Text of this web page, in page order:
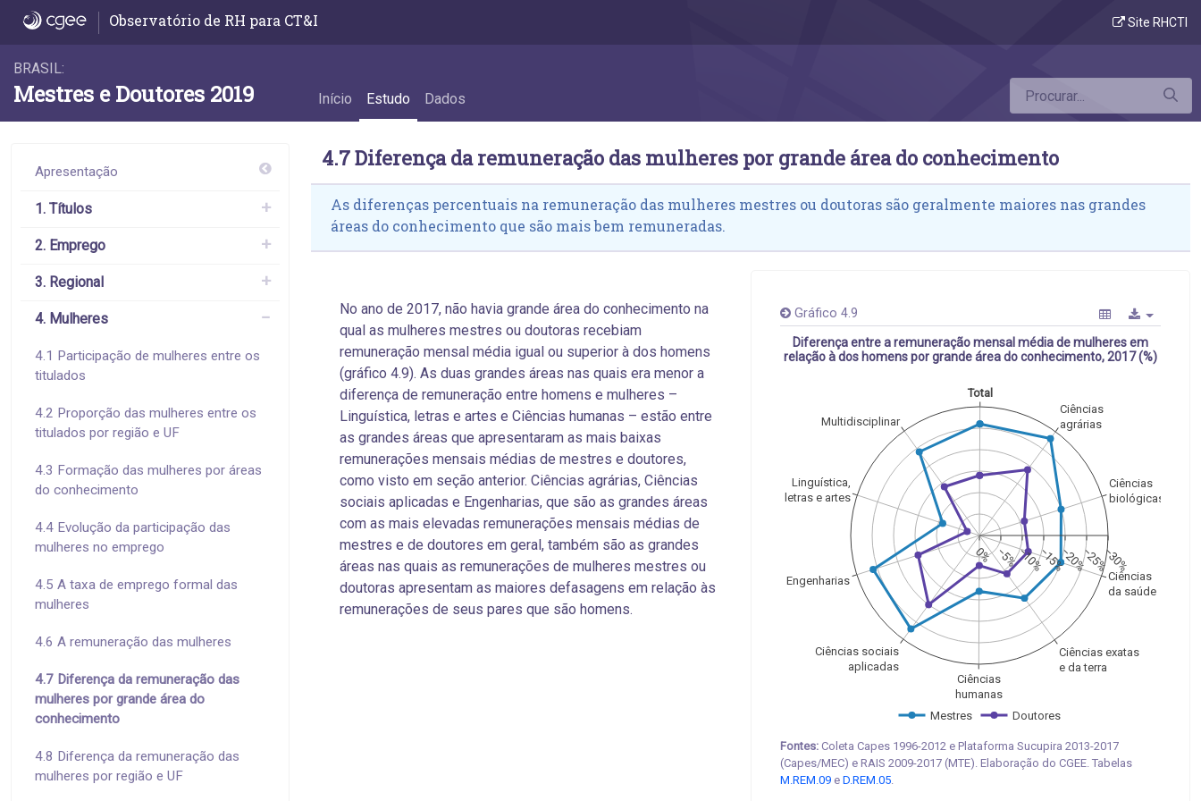
4.7 Diferença da remuneração das mulheres por grande área do conhecimento - 4.7 Diferença da remuneração das mulheres
Observatório de RH para CT&I Site RHCTI
BRASIL:
Mestres e Doutores 2019 Início Estudo Dados
Apresentação
1. Títulos
2. Emprego
3. Regional
4. Mulheres
4.1 Participação de mulheres entre os
titulados
4.2 Proporção das mulheres entre os
titulados por região e UF
4.3 Formação das mulheres por áreas
do conhecimento
4.4 Evolução da participação das
mulheres no emprego
4.5 A taxa de emprego formal das
mulheres
4.6 A remuneração das mulheres
4.7 Diferença da remuneração das
mulheres por grande área do
conhecimento
4.8 Diferença da remuneração das
mulheres por região e UF
4.7 Diferença da remuneração das mulheres por grande área do conhecimento
As diferenças percentuais na remuneração das mulheres mestres ou doutoras são geralmente maiores nas grandes
áreas do conhecimento que são mais bem remuneradas.
No ano de 2017, não havia grande área do conhecimento na
qual as mulheres mestres ou doutoras recebiam
remuneração mensal média igual ou superior à dos homens
(gráfico 4.9). As duas grandes áreas nas quais era menor a
diferença de remuneração entre homens e mulheres –
Linguística, letras e artes e Ciências humanas – estão entre
as grandes áreas que apresentaram as mais baixas
remunerações mensais médias de mestres e doutores,
como visto em seção anterior. Ciências agrárias, Ciências
sociais aplicadas e Engenharias, que são as grandes áreas
com as mais elevadas remunerações mensais médias de
mestres e de doutores em geral, também são as grandes
áreas nas quais as remunerações de mulheres mestres ou
doutoras apresentam as maiores defasagens em relação às
remunerações de seus pares que são homens.
Gráfico 4.9
Diferença entre a remuneração mensal média de mulheres em
relação à dos homens por grande área do conhecimento, 2017 (%)
Total
Ciências
agrárias
Ciências
biológicas
Ciências
da saúde
Ciências exatas
e da terra
Ciências
humanas
Ciências sociais
aplicadas
Engenharias
Linguística,
letras e artes
Multidisciplinar
0%−5%−10%−15%−20%−25%−30%
Mestres Doutores
Fontes: Coleta Capes 1996-2012 e Plataforma Sucupira 2013-2017
(Capes/MEC) e RAIS 2009-2017 (MTE). Elaboração do CGEE. Tabelas
M.REM.09 e D.REM.05.